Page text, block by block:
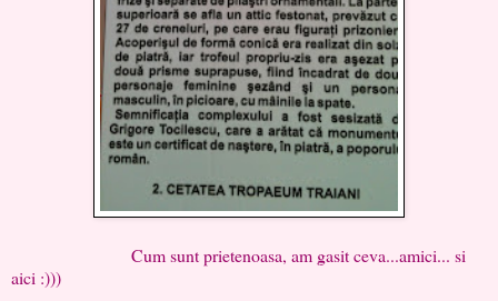
Cum sunt prietenoasa, am gasit ceva...amici... si
aici :)))